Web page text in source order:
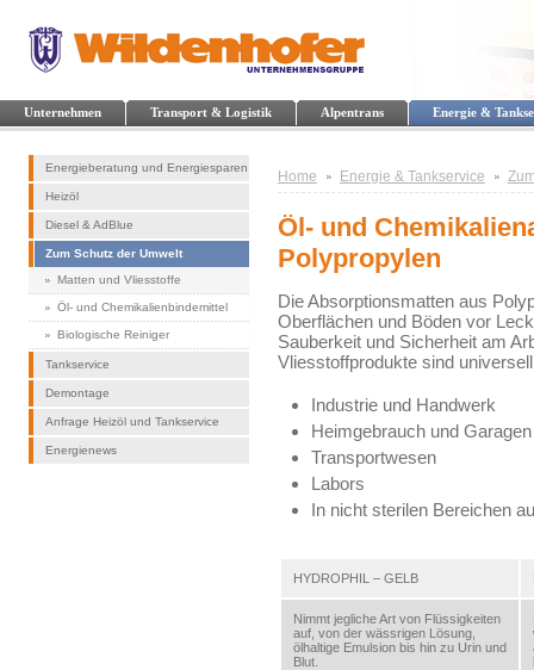
Unternehmen Transport & Logistik Alpentrans Energie &
Energieberatung und Energiesparen
Heizöl
Diesel & AdBlue
Zum Schutz der Umwelt
Matten und Vliesstoffe
Öl- und Chemikalienbindemittel
Biologische Reiniger
Tankservice
Demontage
Anfrage Heizöl und Tankservice
Energienews
Home Energie & Tankservice
Öl- und
Polypropylen
Die Absorptionsmatten aus
Oberflächen und Böden vor
Sauberkeit und Sicherheit am
Vliesstoffprodukte sind
Industrie und Handwerk
Heimgebrauch und Garagen
Transportwesen
Labors
In nicht sterilen Bereichen
HYDROPHIL – GELB
Nimmt jegliche Art von Flüssigkeiten
auf, von der wässrigen Lösung,
ölhaltige Emulsion bis hin zu Urin und
Blut.